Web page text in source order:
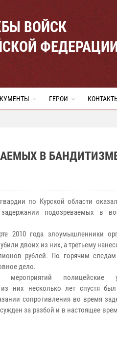
ВОЙСК
ГЕРОИ
В
по Курской области
подозреваемых в
2010 года злоумышленники
двоих из них, а третьему
рублей. По горячим следам
дело.
мероприятий полицейские
них несколько лет спустя был
сопротивления во время
за разбой и в настоящее